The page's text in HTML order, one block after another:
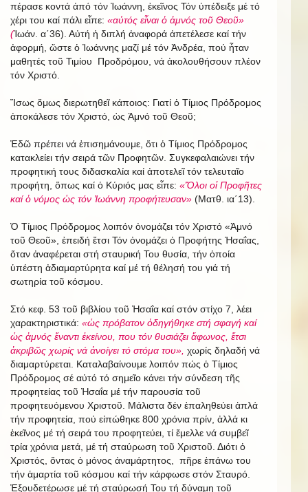
πέρασε κοντά ἀπό τόν Ἰωάννη, ἐκεῖνος Τόν ὑπέδειξε μέ τό
χέρι του καί πάλι εἶπε: «αὐτός εἶναι ὁ ἀμνός τοῦ Θεοῦ»
(Ἰωάν. α΄36). Αὐτή ἡ διπλή ἀναφορά ἀπετέλεσε καί τήν
ἀφορμή, ὥστε ὁ Ἰωάννης μαζί μέ τόν Ἀνδρέα, πού ἦταν
μαθητές τοῦ Τιμίου Προδρόμου, νά ἀκολουθήσουν πλέον
τόν Χριστό.
Ἴσως ὅμως διερωτηθεῖ κάποιος: Γιατί ὁ Τίμιος Πρόδρομος
ἀποκάλεσε τόν Χριστό, ὡς Ἀμνό τοῦ Θεοῦ;
Ἐδῶ πρέπει νά ἐπισημάνουμε, ὅτι ὁ Τίμιος Πρόδρομος
κατακλείει τήν σειρά τῶν Προφητῶν. Συγκεφαλαιώνει τήν
προφητική τους διδασκαλία καί ἀποτελεῖ τόν τελευταῖο
προφήτη, ὅπως καί ὁ Κύριός μας εἶπε: «Ὅλοι οἱ Προφῆτες
καί ὁ νόμος ὡς τόν Ἰωάννη προφήτευσαν» (Ματθ. ια΄13).
Ὁ Τίμιος Πρόδρομος λοιπόν ὀνομάζει τόν Χριστό «Ἀμνό
τοῦ Θεοῦ», ἐπειδή ἔτσι Τόν ὀνομάζει ὁ Προφήτης Ἠσαΐας,
ὅταν ἀναφέρεται στή σταυρική Του θυσία, τήν ὁποία
ὑπέστη ἀδιαμαρτύρητα καί μέ τή θέλησή του γιά τή
σωτηρία τοῦ κόσμου.
Στό κεφ. 53 τοῦ βιβλίου τοῦ Ἠσαΐα καί στόν στίχο 7, λέει
χαρακτηριστικά: «ὡς πρόβατον ὁδηγήθηκε στή σφαγή καί
ὡς ἀμνός ἔναντι ἐκείνου, που τόν θυσιάζει ἄφωνος, ἔτσι
ἀκριβῶς χωρίς νά ἀνοίγει τό στόμα του», χωρίς δηλαδή νά
διαμαρτύρεται. Καταλαβαίνουμε λοιπόν πώς ὁ Τίμιος
Πρόδρομος σέ αὐτό τό σημεῖο κάνει τήν σύνδεση τῆς
προφητείας τοῦ Ἠσαΐα μέ τήν παρουσία τοῦ
προφητευόμενου Χριστοῦ. Μάλιστα δέν ἐπαληθεύει ἁπλά
τήν προφητεία, πού εἰπώθηκε 800 χρόνια πρίν, ἀλλά κι
ἐκεῖνος μέ τή σειρά του προφητεύει, τί ἔμελλε νά συμβεῖ
τρία χρόνια μετά, μέ τή σταύρωση τοῦ Χριστοῦ. Διότι ὁ
Χριστός, ὄντας ὁ μόνος ἀναμάρτητος, πῆρε ἐπάνω του
τήν ἁμαρτία τοῦ κόσμου καί τήν κάρφωσε στόν Σταυρό.
Ἐξουδετέρωσε μέ τή σταύρωσή Του τή δύναμη τοῦ